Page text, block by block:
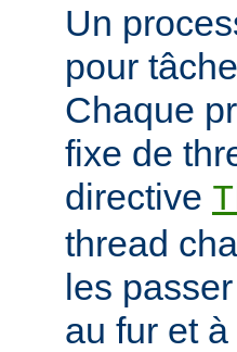
Un
pour
Chaque
fixe de
directive
thread
les
au fur et